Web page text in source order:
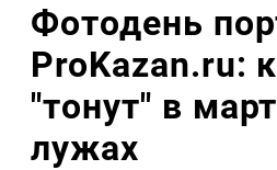
Фотодень
ProKazan.ru:
"тонут" в
лужах